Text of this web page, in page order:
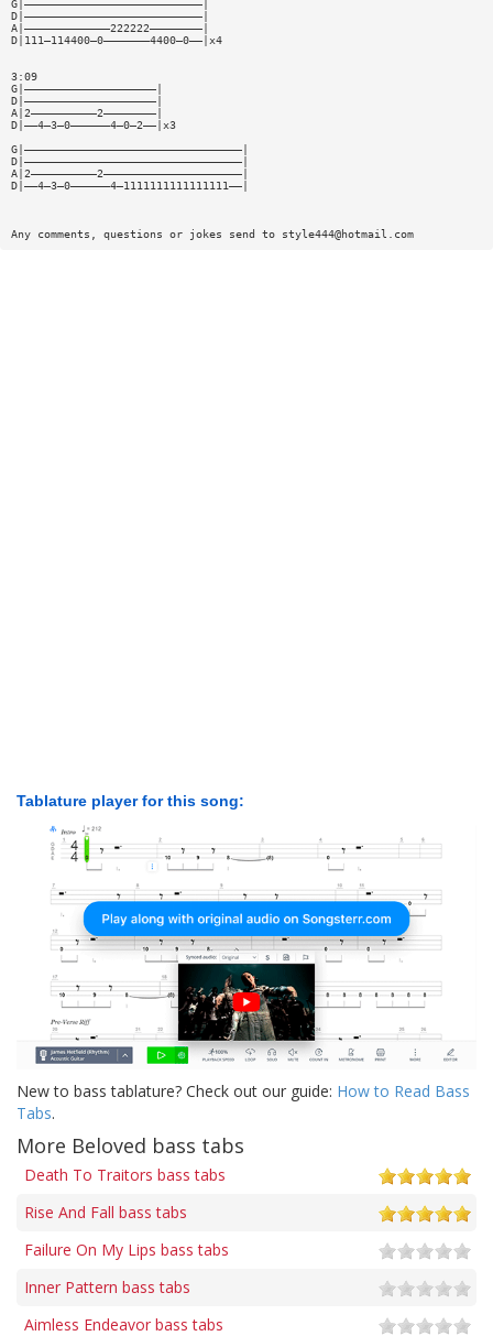
G|———————————————————————————|
D|———————————————————————————|
A|—————————————222222————————|
D|111—114400—0———————4400—0——|x4
3:09
G|————————————————————|
D|————————————————————|
A|2——————————2————————|
D|——4—3—0——————4—0—2——|x3
G|—————————————————————————————————|
D|—————————————————————————————————|
A|2——————————2—————————————————————|
D|——4—3—0——————4—1111111111111111——|
Any comments, questions or jokes send to style444@hotmail.com
Tablature player for this song:
New to bass tablature? Check out our guide: How to Read Bass
Tabs.
More Beloved bass tabs
Death To Traitors bass tabs
Rise And Fall bass tabs
Failure On My Lips bass tabs
Inner Pattern bass tabs
Aimless Endeavor bass tabs